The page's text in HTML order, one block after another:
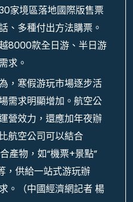
家境區落地國際版售票
、多種付出方法購票。
8000款全日游、半日游
求。
，寒假游玩市場逐步活
需求明顯增加。航空公
營效力，還應加年夜辦
航空公司可以結合
產物，如“機票+景點”
，供給一站式游玩辦
。（中國經濟網記者 楊